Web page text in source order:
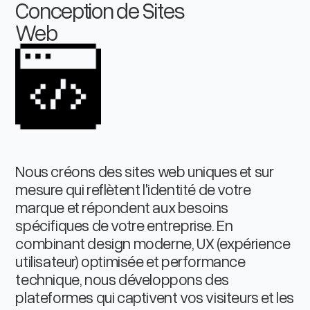
Conception de Sites
Web
Nous créons des sites web uniques et sur
mesure qui reflètent l'identité de votre
marque et répondent aux besoins
spécifiques de votre entreprise. En
combinant design moderne, UX (expérience
utilisateur) optimisée et performance
technique, nous développons des
plateformes qui captivent vos visiteurs et les